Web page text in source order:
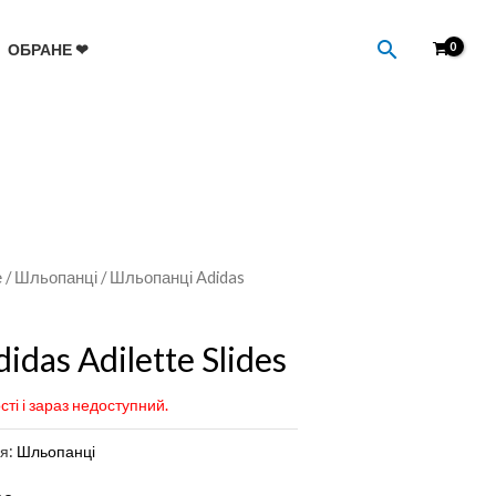
ОБРАНЕ ❤ Пошук
/Шльопанці / Шльопанці Adidas
Adilette Slides
і зараз недоступний.
Шльопанці